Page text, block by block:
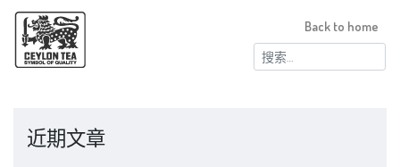
搜
索：
Back to home
近期文章